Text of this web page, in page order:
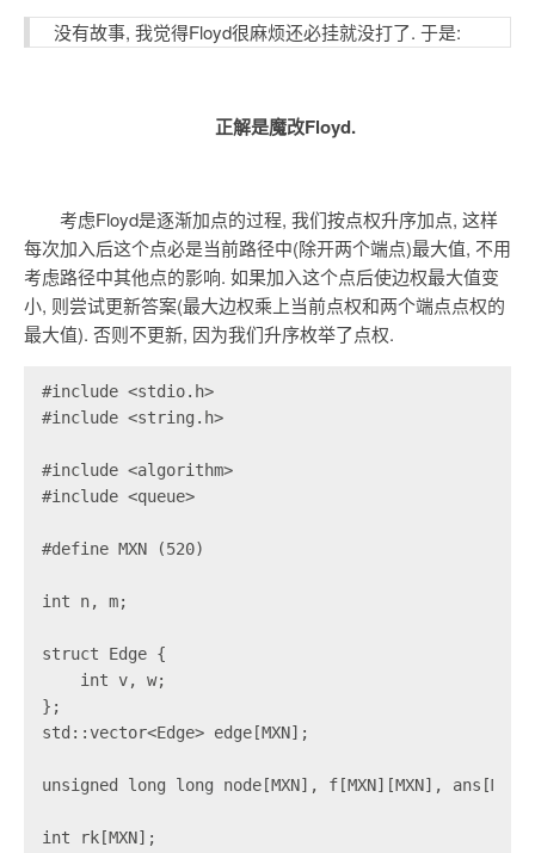
没有故事, 我觉得Floyd很麻烦还必挂就没打了. 于是:
正解是魔改Floyd.
考虑Floyd是逐渐加点的过程, 我们按点权升序加点, 这样
每次加入后这个点必是当前路径中(除开两个端点)最大值, 不用
考虑路径中其他点的影响. 如果加入这个点后使边权最大值变
小, 则尝试更新答案(最大边权乘上当前点权和两个端点点权的
最大值). 否则不更新, 因为我们升序枚举了点权.
#include <stdio.h>
#include <string.h>
#include <algorithm>
#include <queue>
#define MXN (520)
int n, m;
struct Edge {
    int v, w;
};
std::vector<Edge> edge[MXN];
unsigned long long node[MXN], f[MXN][MXN],
int rk[MXN];